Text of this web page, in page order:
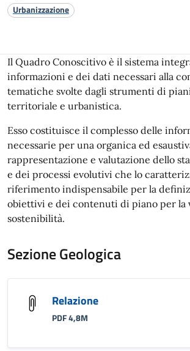
Urbanizzazione
Il Quadro Conoscitivo è il sistema
informazioni e dei dati necessari alla
tematiche svolte dagli strumenti di
territoriale e urbanistica.
Esso costituisce il complesso delle
necessarie per una organica ed
rappresentazione e valutazione dello
e dei processi evolutivi che lo
riferimento indispensabile per la
obiettivi e dei contenuti di piano per la
sostenibilità.
Sezione Geologica
Relazione
PDF 4,8M